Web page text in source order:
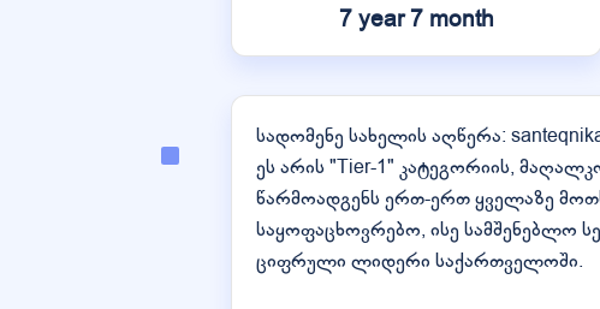
7 year 7 month
სადომენე სახელის აღწერა:
ეს არის "Tier-1" კატეგორიის,
წარმოადგენს ერთ-ერთ ყველაზე
საყოფაცხოვრებო, ისე სამშენებლო
ციფრული ლიდერი საქართველოში.